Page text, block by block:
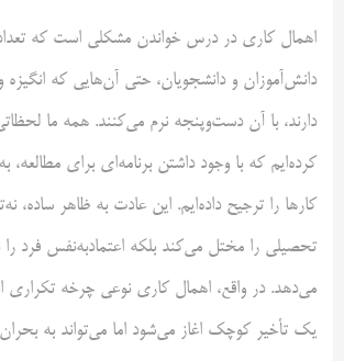
اهمال کاری در درس خواندن مشکلی است که
دانش‌آموزان و دانشجویان، حتی آن‌هایی که انگیزه
دارند، با آن دست‌وپنجه نرم می‌کنند. همه ما
کرده‌ایم که با وجود داشتن برنامه‌ای برای مطالعه،
کارها را ترجیح داده‌ایم. این عادت به ظاهر ساده،
تحصیلی را مختل می‌کند بلکه اعتمادبه‌نفس فرد را
می‌دهد. در واقع، اهمال کاری نوعی چرخه تکراری
یک تأخیر کوچک اغاز می‌شود اما می‌تواند به